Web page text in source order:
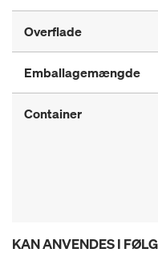
Overflade
Emballagemængde
Container
KAN ANVENDES I